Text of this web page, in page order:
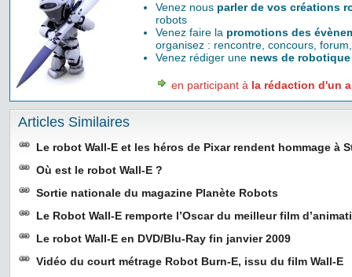
Venez nous parler de vos créations
robots
Venez faire la promotions des
organisez : rencontre, concours,
Venez rédiger une news de robotique
en participant à la rédaction d'un
Articles Similaires
Le robot Wall-E et les héros de Pixar rendent hommage à
Où est le robot Wall-E ?
Sortie nationale du magazine Planète Robots
Le Robot Wall-E remporte l’Oscar du meilleur film
Le robot Wall-E en DVD/Blu-Ray fin janvier 2009
Vidéo du court métrage Robot Burn-E, issu du film Wall-E